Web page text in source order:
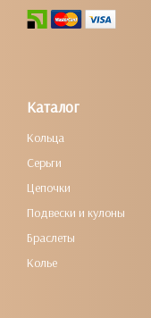
Каталог
Кольца
Серьги
Цепочки
Подвески и кулоны
Браслеты
Колье